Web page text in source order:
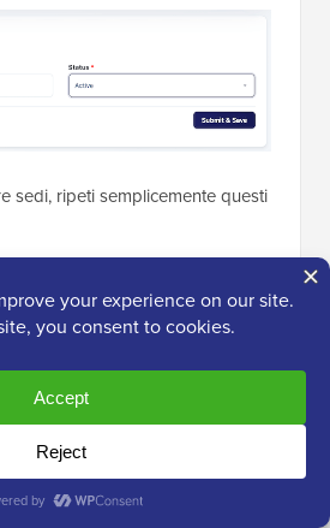
sedi, ripeti semplicemente questi
'Indietro' per tornare alla pagina